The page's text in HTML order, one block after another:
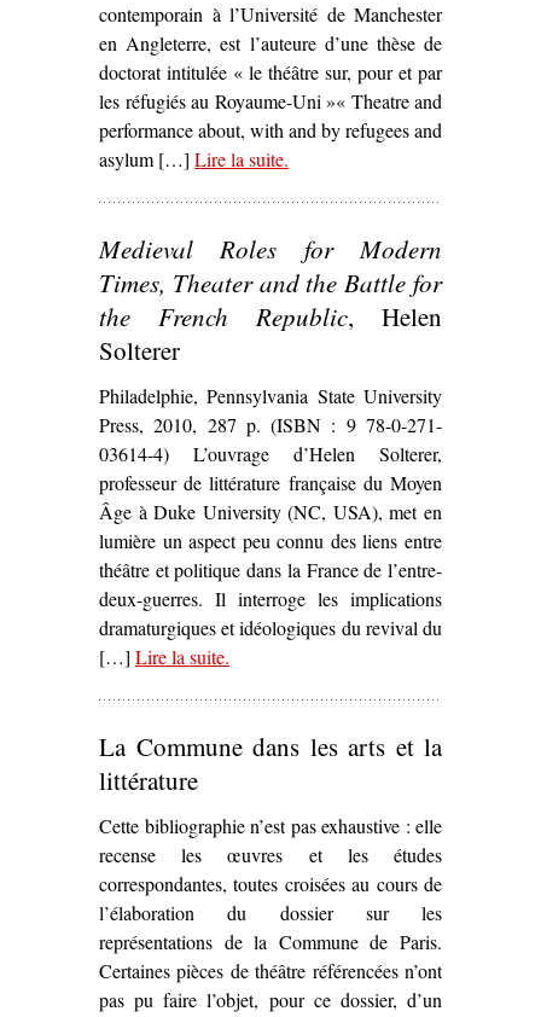
contemporain à l’Université de Manchester
en Angleterre, est l’auteure d’une thèse de
doctorat intitulée « le théâtre sur, pour et par
les réfugiés au Royaume-Uni »« Theatre and
performance about, with and by refugees and
asylum […] Lire la suite– ‘
.
Medieval Roles for Modern
Times, Theater and the Battle for
the French Republic, Helen
Solterer
Philadelphie, Pennsylvania State University
Press, 2010, 287 p. (ISBN : 9 78-0-271-
03614-4) L’ouvrage d’Helen Solterer,
professeur de littérature française du Moyen
Âge à Duke University (NC, USA), met en
lumière un aspect peu connu des liens entre
théâtre et politique dans la France de l’entre-
deux-guerres. Il interroge les implications
dramaturgiques et idéologiques du revival du
[…] Lire la suite– ‘
.
La Commune dans les arts et la
littérature
Cette bibliographie n’est pas exhaustive : elle
recense les œuvres et les études
correspondantes, toutes croisées au cours de
l’élaboration du dossier sur les
représentations de la Commune de Paris.
Certaines pièces de théâtre référencées n’ont
pas pu faire l’objet, pour ce dossier, d’un